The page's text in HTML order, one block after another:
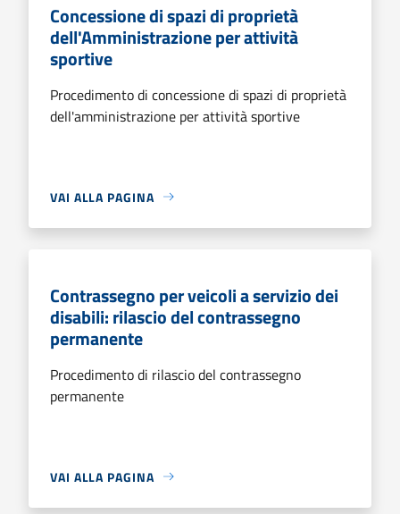
Concessione di spazi di proprietà
dell'Amministrazione per attività
sportive
Procedimento di concessione di spazi di proprietà
dell'amministrazione per attività sportive
VAI ALLA PAGINA
Contrassegno per veicoli a servizio dei
disabili: rilascio del contrassegno
permanente
Procedimento di rilascio del contrassegno
permanente
VAI ALLA PAGINA